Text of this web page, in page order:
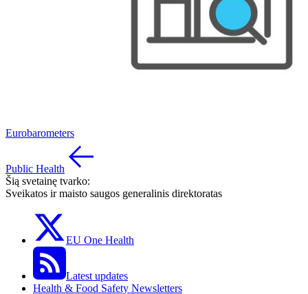
Eurobarometers
Public Health
Šią svetainę tvarko:
Sveikatos ir maisto saugos generalinis direktoratas
EU One Health
Latest updates
Health & Food Safety Newsletters